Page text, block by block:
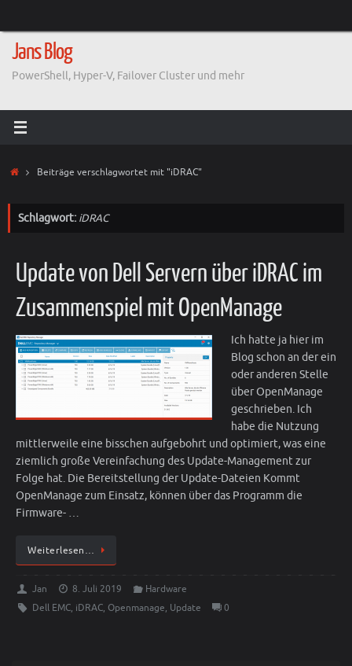
springen
Jans Blog
PowerShell, Hyper-V, Failover Cluster und mehr
StartBeiträge verschlagwortet mit "iDRAC"
Schlagwort: iDRAC
Update von Dell Servern über iDRAC im
Zusammenspiel mit OpenManage
Ich hatte ja hier im
Blog schon an der ein
oder anderen Stelle
über OpenManage
geschrieben. Ich
habe die Nutzung
mittlerweile eine bisschen aufgebohrt und optimiert, was eine
ziemlich große Vereinfachung des Update-Management zur
Folge hat. Die Bereitstellung der Update-Dateien Kommt
OpenManage zum Einsatz, können über das Programm die
Firmware- …
Weiterlesen…
Jan 8. Juli 2019
Hardware
Dell EMC, iDRAC, Openmanage, Update 0